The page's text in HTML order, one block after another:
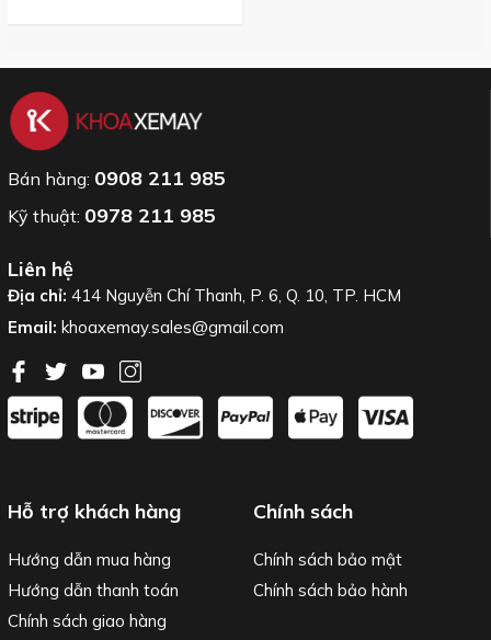
Bán hàng: 0908 211 985
Kỹ thuật: 0978 211 985
Liên hệ
Địa chỉ: 414 Nguyễn Chí Thanh, P. 6, Q. 10, TP. HCM
Email: khoaxemay.sales@gmail.com
Hỗ trợ khách hàng
Hướng dẫn mua hàng
Hướng dẫn thanh toán
Chính sách giao hàng
Chính sách
Chính sách bảo mật
Chính sách bảo hành